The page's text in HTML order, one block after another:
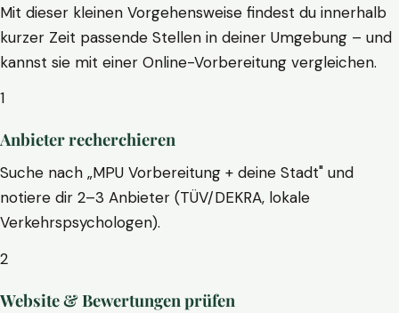
Mit dieser kleinen Vorgehensweise findest du innerhalb
kurzer Zeit passende Stellen in deiner Umgebung – und
kannst sie mit einer Online-Vorbereitung vergleichen.
1
Anbieter recherchieren
Suche nach „MPU Vorbereitung + deine Stadt" und
notiere dir 2–3 Anbieter (TÜV/DEKRA, lokale
Verkehrspsychologen).
2
Website & Bewertungen prüfen